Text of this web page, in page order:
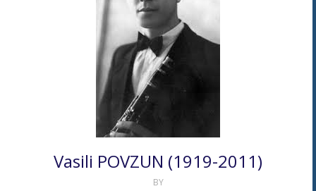
Vasili POVZUN (1919-2011)
BY